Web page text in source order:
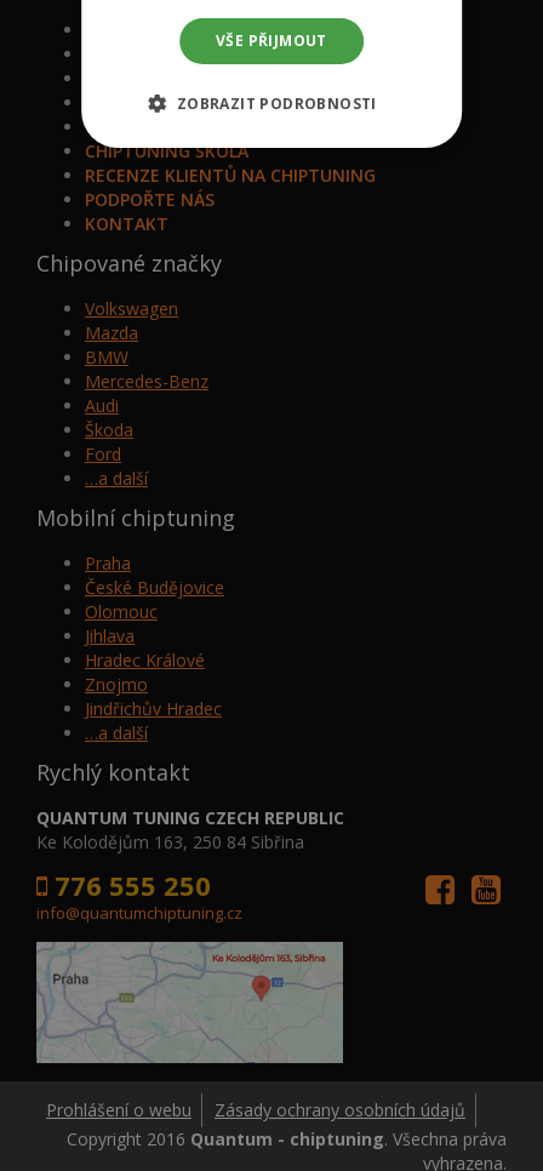
FAQ (ČASTO KLADENÉ DOTAZY)
VÁLCOVÁ ZKUŠEBNA
VIP BONUS PROGRAM
CHIPTUNING ŠKOLA
RECENZE KLIENTŮ NA CHIPTUNING
PODPOŘTE NÁS
KONTAKT
Chipované značky
Volkswagen
Mazda
BMW
Mercedes-Benz
Audi
Škoda
Ford
…a další
Mobilní chiptuning
Praha
České Budějovice
Olomouc
Jihlava
Hradec Králové
Znojmo
Jindřichův Hradec
…a další
Rychlý kontakt
QUANTUM TUNING CZECH REPUBLIC
Ke Kolodějům 163, 250 84 Sibřina
776 555 250
info@quantumchiptuning.cz
Prohlášení o webu
Zásady ochrany osobních údajů
Copyright 2016 Quantum - chiptuning. Všechna práva
vyhrazena.
VŠE PŘIJMOUT
ZOBRAZIT PODROBNOSTI